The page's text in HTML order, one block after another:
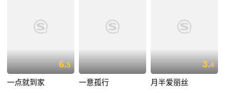
6.5
一点就到家 一意孤行
3.4
月半爱丽丝